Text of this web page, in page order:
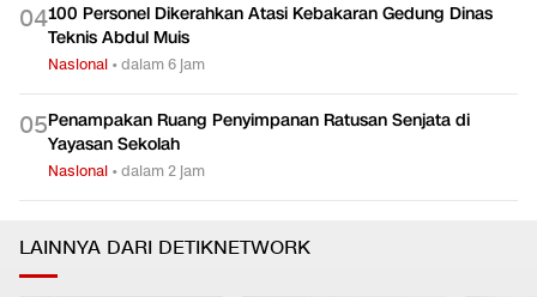
04100 Personel Dikerahkan Atasi Kebakaran Gedung Dinas
Teknis Abdul Muis
Nasional •dalam 6 jam
05Penampakan Ruang Penyimpanan Ratusan Senjata di
Yayasan Sekolah
Nasional •dalam 2 jam
LAINNYA DARI DETIKNETWORK